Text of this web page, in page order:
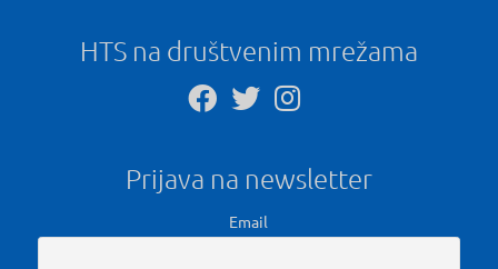
HTS na društvenim mrežama
Prijava na newsletter
Email